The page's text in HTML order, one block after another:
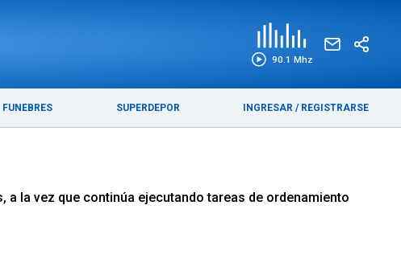
90.1 Mhz
FUNEBRES SUPERDEPOR INGRESAR / REGISTRARSE
la vez que continúa ejecutando tareas de ordenamiento